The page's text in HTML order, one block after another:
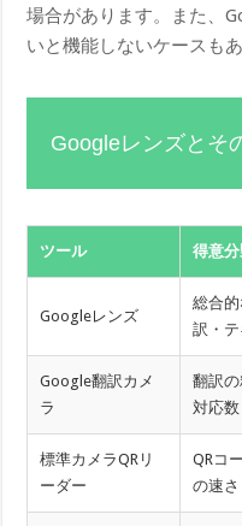
場合があります。また、
いと機能しないケースもあ
Googleレンズとそ
ツール 得意
Googleレンズ
総合
訳・
Google翻訳カメ
ラ
翻訳
対応数
標準カメラQRリ
ーダー
QRコ
の速さ